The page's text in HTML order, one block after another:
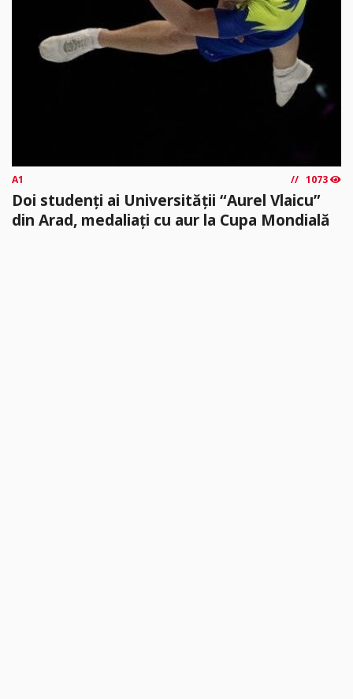
A1 1073
Doi studenți ai Universității “Aurel Vlaicu”
din Arad, medaliați cu aur la Cupa Mondială